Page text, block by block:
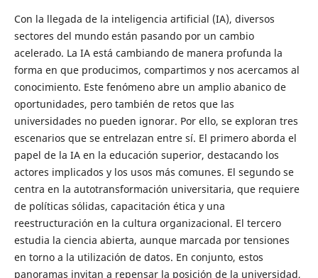
Con la llegada de la inteligencia artificial (IA), diversos
sectores del mundo están pasando por un cambio
acelerado. La IA está cambiando de manera profunda la
forma en que producimos, compartimos y nos acercamos al
conocimiento. Este fenómeno abre un amplio abanico de
oportunidades, pero también de retos que las
universidades no pueden ignorar. Por ello, se exploran tres
escenarios que se entrelazan entre sí. El primero aborda el
papel de la IA en la educación superior, destacando los
actores implicados y los usos más comunes. El segundo se
centra en la autotransformación universitaria, que requiere
de políticas sólidas, capacitación ética y una
reestructuración en la cultura organizacional. El tercero
estudia la ciencia abierta, aunque marcada por tensiones
en torno a la utilización de datos. En conjunto, estos
panoramas invitan a repensar la posición de la universidad,